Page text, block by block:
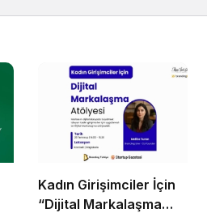
Kadın Girişimciler İçin
“Dijital Markalaşma